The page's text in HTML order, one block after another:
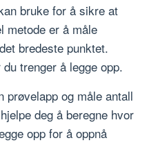
bruke for å sikre at
metode er å måle
bredeste punktet.
trenger å legge opp.
prøvelapp og måle antall
deg å beregne hvor
opp for å oppnå